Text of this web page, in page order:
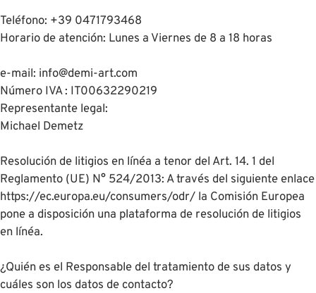
Teléfono: +39 0471793468
Horario de atención: Lunes a Viernes de 8 a 18 horas
e-mail: info@demi-art.com
Número IVA : IT00632290219
Representante legal:
Michael Demetz
Resolución de litigios en línéa a tenor del Art. 14. 1 del
Reglamento (UE) N° 524/2013: A través del siguiente enlace
https://ec.europa.eu/consumers/odr/ la Comisión Europea
pone a disposición una plataforma de resolución de litigios
en línéa.
¿Quién es el Responsable del tratamiento de sus datos y
cuáles son los datos de contacto?